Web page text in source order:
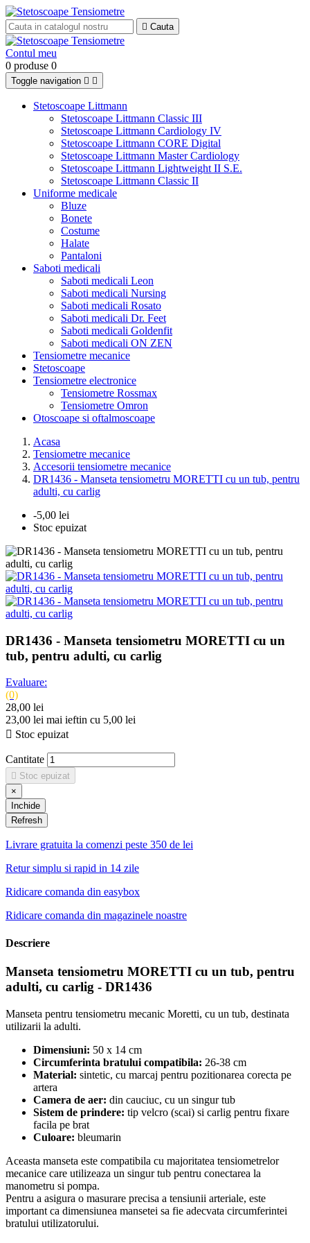
 Cauta
Contul meu
0 produse 0
Toggle navigation  
Stetoscoape Littmann
Stetoscoape Littmann Classic III
Stetoscoape Littmann Cardiology IV
Stetoscoape Littmann CORE Digital
Stetoscoape Littmann Master Cardiology
Stetoscoape Littmann Lightweight II S.E.
Stetoscoape Littmann Classic II
Uniforme medicale
Bluze
Bonete
Costume
Halate
Pantaloni
Saboti medicali
Saboti medicali Leon
Saboti medicali Nursing
Saboti medicali Rosato
Saboti medicali Dr. Feet
Saboti medicali Goldenfit
Saboti medicali ON ZEN
Tensiometre mecanice
Stetoscoape
Tensiometre electronice
Tensiometre Rossmax
Tensiometre Omron
Otoscoape si oftalmoscoape
Acasa
Tensiometre mecanice
Accesorii tensiometre mecanice
DR1436 - Manseta tensiometru MORETTI cu un tub, pentru
adulti, cu carlig
-5,00 lei
Stoc epuizat
DR1436 - Manseta tensiometru MORETTI cu un
tub, pentru adulti, cu carlig
Evaluare:
(0)
28,00 lei
23,00 lei mai ieftin cu 5,00 lei
 Stoc epuizat
Cantitate
 Stoc epuizat
×
Inchide
Livrare gratuita la comenzi peste 350 de lei
Retur simplu si rapid in 14 zile
Ridicare comanda din easybox
Ridicare comanda din magazinele noastre
Descriere
Manseta tensiometru MORETTI cu un tub, pentru
adulti, cu carlig - DR1436
Manseta pentru tensiometru mecanic Moretti, cu un tub, destinata
utilizarii la adulti.
Dimensiuni: 50 x 14 cm
Circumferinta bratului compatibila: 26-38 cm
Material: sintetic, cu marcaj pentru pozitionarea corecta pe
artera
Camera de aer: din cauciuc, cu un singur tub
Sistem de prindere: tip velcro (scai) si carlig pentru fixare
facila pe brat
Culoare: bleumarin
Aceasta manseta este compatibila cu majoritatea tensiometrelor
mecanice care utilizeaza un singur tub pentru conectarea la
manometru si pompa.
Pentru a asigura o masurare precisa a tensiunii arteriale, este
important ca dimensiunea mansetei sa fie adecvata circumferintei
bratului utilizatorului.